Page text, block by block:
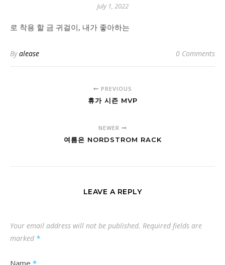
July 1, 2022
로 착용 할 금 귀걸이, 내가 좋아하는
Byalease 0 Comments
PREVIOUS
휴가 시즌 MVP
NEWER
여름은 NORDSTROM RACK
LEAVE A REPLY
Your email address will not be published. Required fields are
marked *
Name *